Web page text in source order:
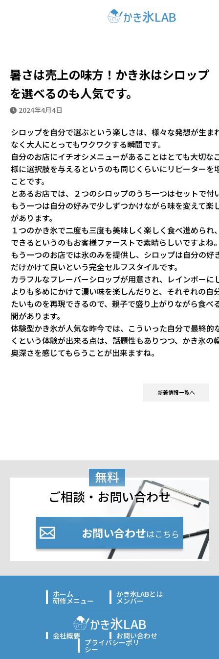
暑さは売上の味方！かき氷はシロップを選べ
暑さは売上の味方！かき氷はシロップ
を選べるのも人気です。
2024年4月4日
シロップを自分で選ぶという楽しさは、様々な発想が生ま
なく大人にとってもワクワクする瞬間です。
自分のお店にイチオシメニューがあることはとても大切な
様に選択肢を与えるというのも同じくらいにリピーターを
ことです。
とあるお店では、２つのシロップのうち一つはセットで付
もう一つは自分の好みで少しずつかけながら味を変えて楽
があります。
１つのかき氷で二度も三度も美味しく楽しく食べ進められ
できるというのもお客様ファーストで素晴らしいですよね
もう一つのお店では氷のみを提供し、シロップは自分の好
だけかけて良いという完全セルフスタイルです。
カラフルなフレーバーシロップが用意され、レインボーに
よりも多めにかけて濃い味を楽しんだりと、それぞれの自
たいものを再現できるので、親子で盛り上がりながら食べ
間があります。
体験型かき氷が人気な昨今では、こういった自分で最終的
くという体験が出来る点は、話題性もありつつ、かき氷の
奥深さを感じてもらうことが出来ますね。
新着情報一覧へ
無料
ご相談・お問い合わせ
お問い合わせはこちら
ホーム かき氷LABとは
研修メニュー メンバー
会社概要 お問い合わせ
プライバシーポリ
シー